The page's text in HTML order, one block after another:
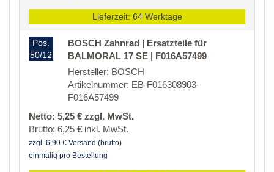
Lieferzeit: 64 Werktage
Pos.
50/12
BOSCH Zahnrad | Ersatzteile für
BALMORAL 17 SE | F016A57499
Hersteller: BOSCH
Artikelnummer: EB-F016308903-
F016A57499
Netto: 5,25 € zzgl. MwSt.
Brutto: 6,25 € inkl. MwSt.
zzgl. 6,90 € Versand (brutto)
einmalig pro Bestellung